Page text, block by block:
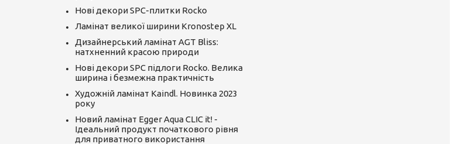
Нові декори SPC-плитки Rocko
Ламінат великої ширини Kronostep XL
Дизайнерський ламінат AGT Bliss:
натхненний красою природи
Нові декори SPC підлоги Rocko. Велика
ширина і безмежна практичність
Художній ламінат Kaindl. Новинка 2023
року
Новий ламінат Egger Aqua CLIC it! -
Ідеальний продукт початкового рівня
для приватного використання